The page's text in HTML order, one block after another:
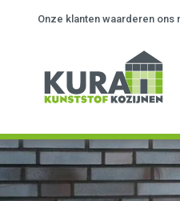
Onze klanten waarderen ons